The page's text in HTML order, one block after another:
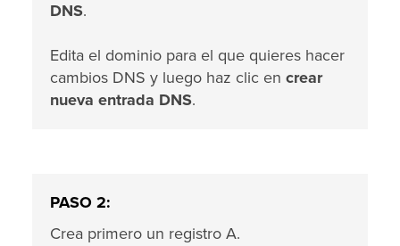
DNS.
Edita el dominio para el que quieres hacer
cambios DNS y luego haz clic en crear
nueva entrada DNS.
PASO 2:
Crea primero un registro A.